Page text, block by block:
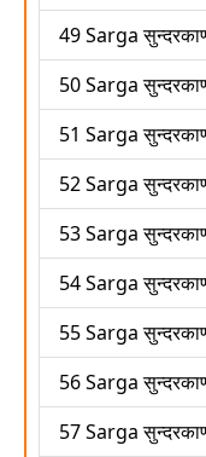
49 Sarga
50 Sarga
51 Sarga
52 Sarga
53 Sarga
54 Sarga
55 Sarga
56 Sarga
57 Sarga